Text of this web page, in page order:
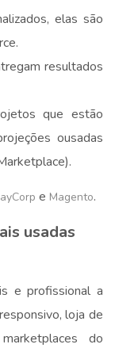
elas são
resultados
que estão
ousadas
e Magento.
usadas
e profissional a
loja de
do